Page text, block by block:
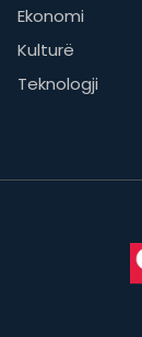
Ekonomi
Kulturë
Teknologji